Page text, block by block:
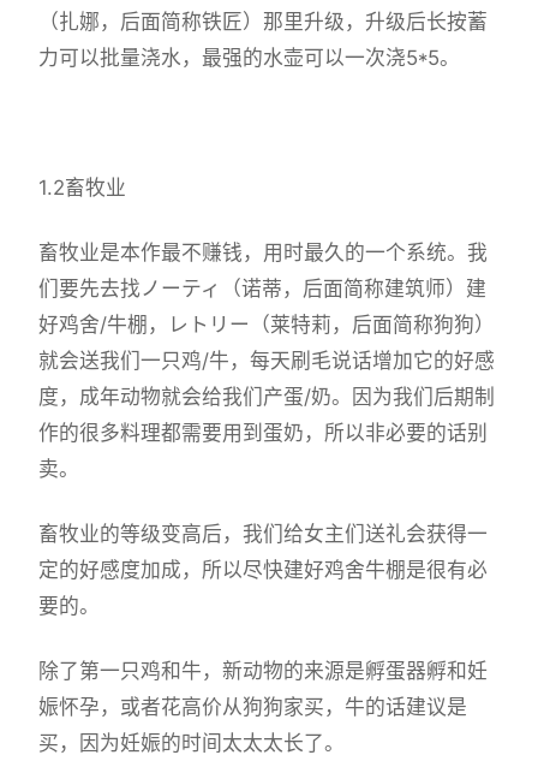
（扎娜，后面简称铁匠）那里升级，升级后长按蓄
力可以批量浇水，最强的水壶可以一次浇5*5。
1.2畜牧业
畜牧业是本作最不赚钱，用时最久的一个系统。我
们要先去找ノーティ（诺蒂，后面简称建筑师）建
好鸡舍/牛棚，レトリー（莱特莉，后面简称狗狗）
就会送我们一只鸡/牛，每天刷毛说话增加它的好感
度，成年动物就会给我们产蛋/奶。因为我们后期制
作的很多料理都需要用到蛋奶，所以非必要的话别
卖。
畜牧业的等级变高后，我们给女主们送礼会获得一
定的好感度加成，所以尽快建好鸡舍牛棚是很有必
要的。
除了第一只鸡和牛，新动物的来源是孵蛋器孵和妊
娠怀孕，或者花高价从狗狗家买，牛的话建议是
买，因为妊娠的时间太太太长了。